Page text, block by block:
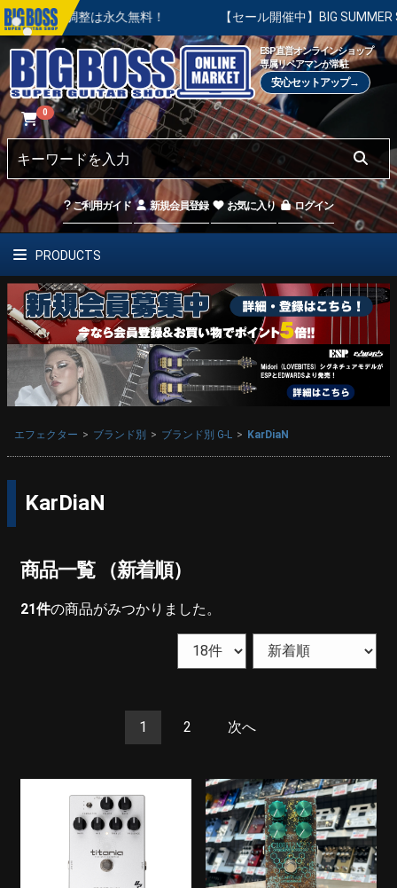
整は永久無料！ 【セール開催中】BIG SUMMER SALE | 対
ESP直営オンラインショップ
専属リペアマンが常駐
安心セットアップ→
0
ご利用ガイド 新規会員登録 お気に入り ログイン
PRODUCTS
エフェクター ブランド別 ブランド別 G-L KarDiaN
KarDiaN
商品一覧 （新着順）
21件の商品がみつかりました。
1 2 次へ